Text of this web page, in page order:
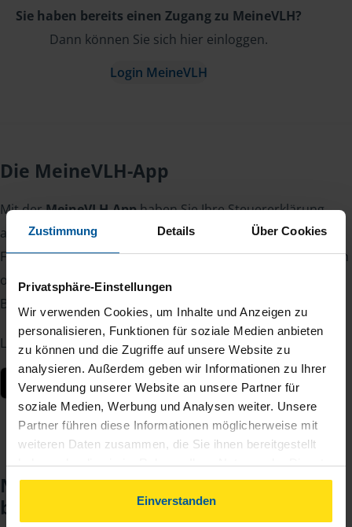
Zustimmung Details Über Cookies
Privatsphäre-Einstellungen
Wir verwenden Cookies, um Inhalte und Anzeigen zu
personalisieren, Funktionen für soziale Medien anbieten
zu können und die Zugriffe auf unsere Website zu
analysieren. Außerdem geben wir Informationen zu Ihrer
Verwendung unserer Website an unsere Partner für
soziale Medien, Werbung und Analysen weiter. Unsere
Partner führen diese Informationen möglicherweise mit
weiteren Daten zusammen, die Sie ihnen bereitgestellt
haben oder die sie im Rahmen Ihrer Nutzung der Dienste
gesammelt haben. Indem Sie auf Einverstanden klicken,
können Sie der Verwendung von Cookies, gemäß
unserer➔ Datenschutzrichtliniezustimmen.
Einverstanden
Sie haben bereits einen Zugang zu MeineVLH?
Dann können Sie sich hier einloggen.
Login MeineVLH
Die MeineVLH-App
Mit derMeineVLH-Apphaben Sie Ihre Steuererklärung
auch unterwegs im Griff.
Fotografieren Sie Belege, laden Sie Dokumente sicher hoch
oder lesen Sie Nachrichten von Ihrer Beraterin oder Ihrem
Berater – jederzeit und von überall.
Laden Sie die App kostenlos herunter:
Noch keinen Zugang? So einfach
beantragen Sie ihn.